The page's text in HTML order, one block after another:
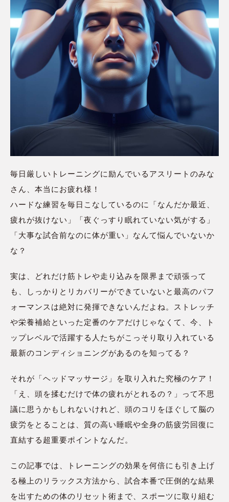
毎日厳しいトレーニングに励んでいるアスリートのみな
さん、本当にお疲れ様！
ハードな練習を毎日こなしているのに「なんだか最近、
疲れが抜けない」「夜ぐっすり眠れていない気がする」
「大事な試合前なのに体が重い」なんて悩んでいないか
な？
実は、どれだけ筋トレや走り込みを限界まで頑張って
も、しっかりとリカバリーができていないと最高のパフ
ォーマンスは絶対に発揮できないんだよね。ストレッチ
や栄養補給といった定番のケアだけじゃなくて、今、ト
ップレベルで活躍する人たちがこっそり取り入れている
最新のコンディショニングがあるのを知ってる？
それが「ヘッドマッサージ」を取り入れた究極のケア！
「え、頭を揉むだけで体の疲れがとれるの？」って不思
議に思うかもしれないけれど、頭のコリをほぐして脳の
疲労をとることは、質の高い睡眠や全身の筋疲労回復に
直結する超重要ポイントなんだ。
この記事では、トレーニングの効果を何倍にも引き上げ
る極上のリラックス方法から、試合本番で圧倒的な結果
を出すための体のリセット術まで、スポーツに取り組む